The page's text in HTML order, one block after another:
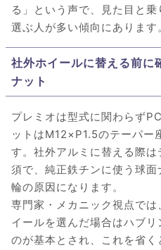
る」という声で、見た目と
選ぶ人が多い傾向にあります
社外ホイールに替える前に
ナット
プレミオは型式に関わらず
ットはM12×P1.5のテーパー
す。社外アルミに替える際
須で、純正鉄チンに使う球
輪の原因になります。
専門家・メカニック視点で
イールを選んだ場合はハブ
のが基本とされ、これを省